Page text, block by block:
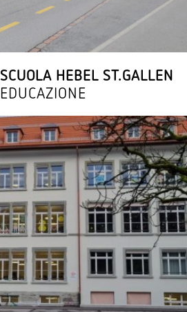
SCUOLA HEBEL ST.GALLEN
EDUCAZIONE